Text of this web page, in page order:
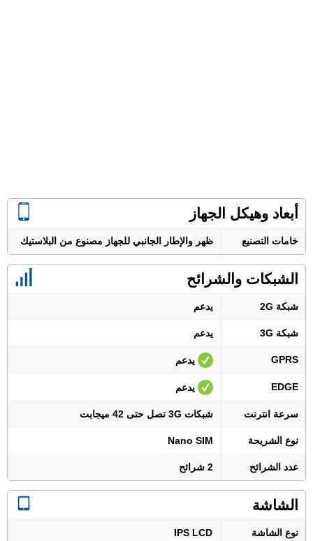
أبعاد وهيكل الجهاز
خامات التصنيع ظهر والإطار الجانبي للجهاز مصنوع من البلاستيك
الشبكات والشرائح
شبكة 2G يدعم
شبكة 3G يدعم
GPRS يدعم
EDGE يدعم
سرعة انترنت شبكات 3G تصل حتى 42 ميجابت
نوع الشريحة Nano SIM
عدد الشرائح 2 شرائح
الشاشة
نوع الشاشة IPS LCD